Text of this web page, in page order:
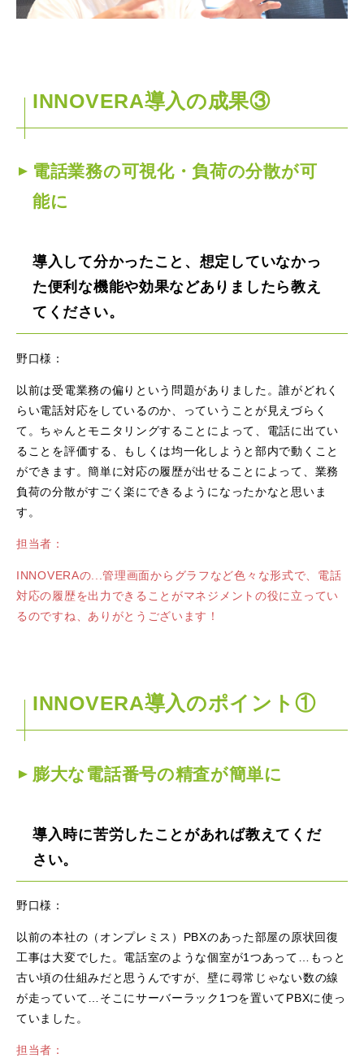
INNOVERA導入の成果③
電話業務の可視化・負荷の分散が可
能に
導入して分かったこと、想定していなかっ
た便利な機能や効果などありましたら教え
てください。
野口様：
以前は受電業務の偏りという問題がありました。誰がどれく
らい電話対応をしているのか、っていうことが見えづらく
て。ちゃんとモニタリングすることによって、電話に出てい
ることを評価する、もしくは均一化しようと部内で動くこと
ができます。簡単に対応の履歴が出せることによって、業務
負荷の分散がすごく楽にできるようになったかなと思いま
す。
担当者：
INNOVERAの...管理画面からグラフなど色々な形式で、電話
対応の履歴を出力できることがマネジメントの役に立ってい
るのですね、ありがとうございます！
INNOVERA導入のポイント①
膨大な電話番号の精査が簡単に
導入時に苦労したことがあれば教えてくだ
さい。
野口様：
以前の本社の（オンプレミス）PBXのあった部屋の原状回復
工事は大変でした。電話室のような個室が1つあって…もっと
古い頃の仕組みだと思うんですが、壁に尋常じゃない数の線
が走っていて…そこにサーバーラック1つを置いてPBXに使っ
ていました。
担当者：